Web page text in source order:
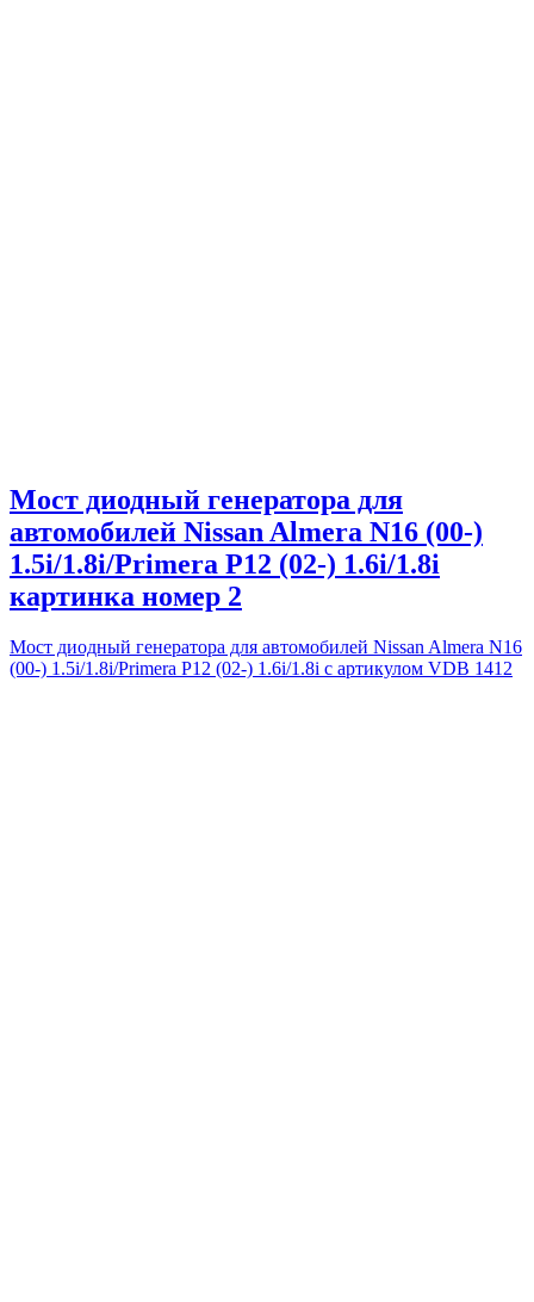
Мост диодный генератора для
автомобилей Nissan Almera N16 (00-)
1.5i/1.8i/Primera P12 (02-) 1.6i/1.8i
картинка номер 2
Мост диодный генератора для автомобилей Nissan Almera N16
(00-) 1.5i/1.8i/Primera P12 (02-) 1.6i/1.8i с артикулом VDB 1412